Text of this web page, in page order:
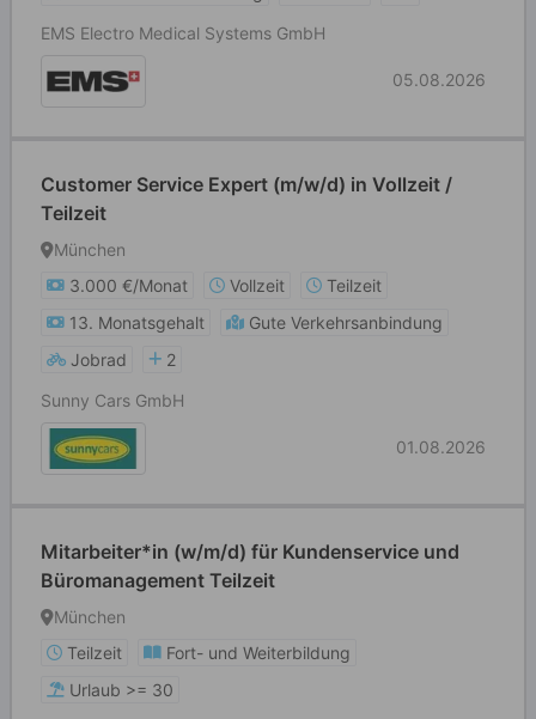
EMS Electro Medical Systems GmbH
05.08.2026
Customer Service Expert (m/w/d) in Vollzeit /
Teilzeit
München
3.000 €/Monat
Vollzeit
Teilzeit
13. Monatsgehalt
Gute Verkehrsanbindung
Jobrad
2
Sunny Cars GmbH
01.08.2026
Mitarbeiter*in (w/m/d) für Kundenservice und
Büromanagement Teilzeit
München
Teilzeit
Fort- und Weiterbildung
Urlaub >= 30